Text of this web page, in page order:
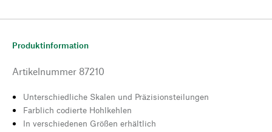
Produktinformation
Artikelnummer 87210
Unterschiedliche Skalen und Präzisionsteilungen
Farblich codierte Hohlkehlen
In verschiedenen Größen erhältlich